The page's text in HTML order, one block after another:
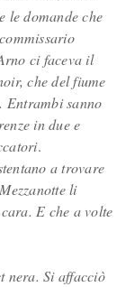
le domande che
ci faceva il
che del fiume
Entrambi sanno
in due e
.
a trovare
li
E che a volte
nera. Si affacciò